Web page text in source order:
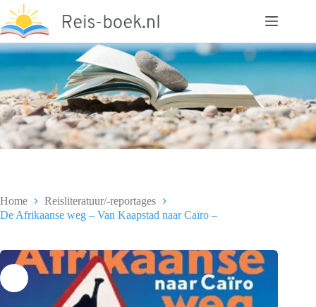
naar
de
inhoud
Home
Reisliteratuur/-reportages
De Afrikaanse weg – Van Kaapstad naar Caïro –